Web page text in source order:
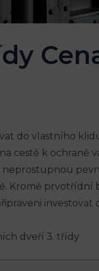
do vlastního
cestě k ochraně
Kromě